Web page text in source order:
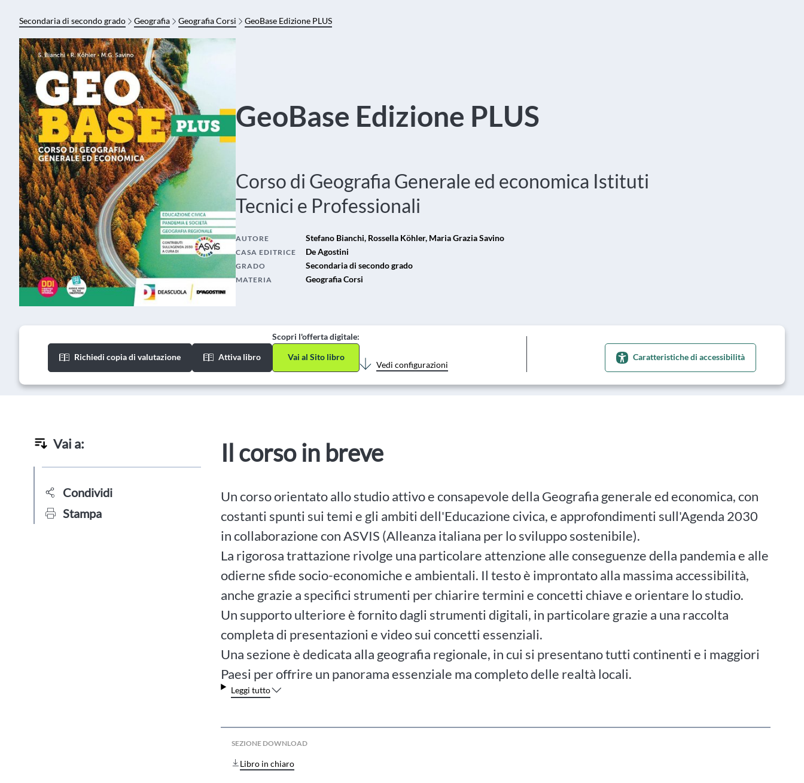
Secondaria di secondo grado Geografia Geografia Corsi GeoBase Edizione PLUS
GeoBase Edizione PLUS
Corso di Geografia Generale ed economica Istituti
Tecnici e Professionali
AUTORE Stefano Bianchi, Rossella Köhler, Maria Grazia Savino
CASA EDITRICE De Agostini
GRADO Secondaria di secondo grado
MATERIA Geografia Corsi
Richiedi copia di valutazione Attiva libro
Scopri l'offerta digitale:
Vai al Sito libro
Vedi configurazioni
Caratteristiche di accessibilità
Vai a:
Condividi
Stampa
Il corso in breve
Un corso orientato allo studio attivo e consapevole della Geografia generale ed economica, con
costanti spunti sui temi e gli ambiti dell'Educazione civica, e approfondimenti sull'Agenda 2030
in collaborazione con ASVIS (Alleanza italiana per lo sviluppo sostenibile).
La rigorosa trattazione rivolge una particolare attenzione alle conseguenze della pandemia e alle
odierne sfide socio-economiche e ambientali. Il testo è improntato alla massima accessibilità,
anche grazie a specifici strumenti per chiarire termini e concetti chiave e orientare lo studio.
Un supporto ulteriore è fornito dagli strumenti digitali, in particolare grazie a una raccolta
completa di presentazioni e video sui concetti essenziali.
Una sezione è dedicata alla geografia regionale, in cui si presentano tutti continenti e i maggiori
Paesi per offrire un panorama essenziale ma completo delle realtà locali.
Leggi tutto
SEZIONE DOWNLOAD
Libro in chiaro